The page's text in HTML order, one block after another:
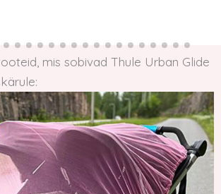
mis sobivad Thule Urban Glide